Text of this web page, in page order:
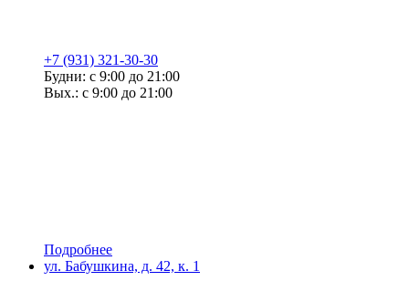
+7 (931) 321-30-30
Будни: с 9:00 до 21:00
Вых.: с 9:00 до 21:00
Подробнее
ул. Бабушкина, д. 42, к. 1